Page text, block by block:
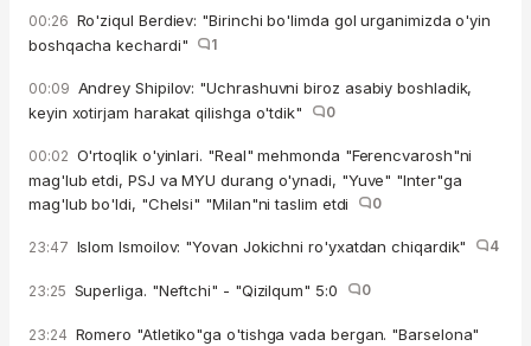
00:26 Ro'ziqul Berdiev: "Birinchi bo'limda gol urganimizda o'yin
boshqacha kechardi"
1
00:09 Andrey Shipilov: "Uchrashuvni biroz asabiy boshladik,
keyin xotirjam harakat qilishga o'tdik"
0
00:02 O'rtoqlik o'yinlari. "Real" mehmonda "Ferencvarosh"ni
mag'lub etdi, PSJ va MYU durang o'ynadi, "Yuve" "Inter"ga
mag'lub bo'ldi, "Chelsi" "Milan"ni taslim etdi
0
23:47 Islom Ismoilov: "Yovan Jokichni ro'yxatdan chiqardik" 4
23:25 Superliga. "Neftchi" - "Qizilqum" 5:0 0
23:24 Romero "Atletiko"ga o'tishga vada bergan. "Barselona"